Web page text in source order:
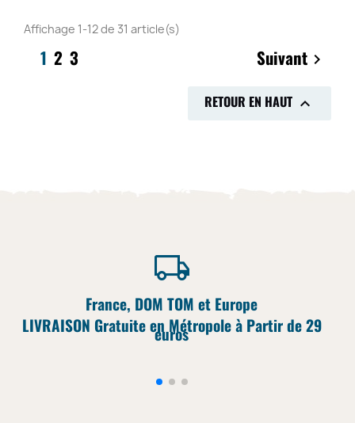
Affichage 1-12 de 31 article(s)
1 2 3 Suivant 
RETOUR EN HAUT 
France, DOM TOM et Europe
LIVRAISON Gratuite en Métropole à Partir de 29
euros